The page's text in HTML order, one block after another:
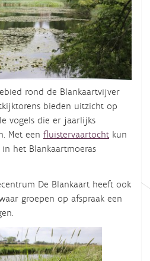
rond de Blankaartvijver
bieden uitzicht op
vogels die er jaarlijks
Met een fluistervaartocht kun
het Blankaartmoeras
De Blankaart heeft ook
groepen op afspraak een